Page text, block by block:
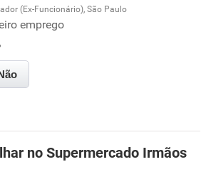
empresa
(Ex-Funcionário), São Paulo
emprego
no Supermercado Irmãos